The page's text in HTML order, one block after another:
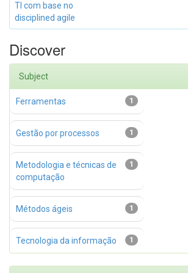
TI com base no
disciplined agile
Discover
Subject
1
Ferramentas
1
Gestão por processos
1
Metodologia e técnicas de
computação
1
Métodos ágeis
1
Tecnologia da informação